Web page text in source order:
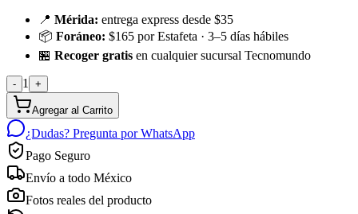
📍 Mérida: entrega express desde $35
📦 Foráneo: $165 por Estafeta · 3–5 días hábiles
🏪 Recoger gratis en cualquier sucursal Tecnomundo
- 1 +
Agregar al Carrito
¿Dudas? Pregunta por WhatsApp
Pago Seguro
Envío a todo México
Fotos reales del producto